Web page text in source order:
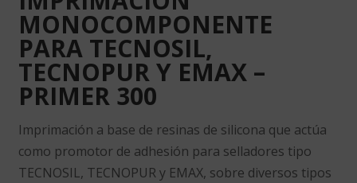
MONOCOMPONENTE
PARA TECNOSIL,
TECNOPUR Y EMAX –
PRIMER 300
Imprimación a base de resinas de silicona que actúa
como promotor de adhesión para selladores tipo
TECNOSIL, TECNOPUR y EMAX, sobre diversos tipos